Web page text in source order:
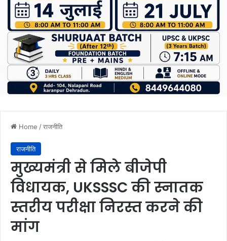
Home /राजनीति
राजनीति
मुख्यमंत्री से मिले बीजेपी
विधायक, UKSSSC की स्नातक
स्तरीय परीक्षा निरस्त करने की
मांग